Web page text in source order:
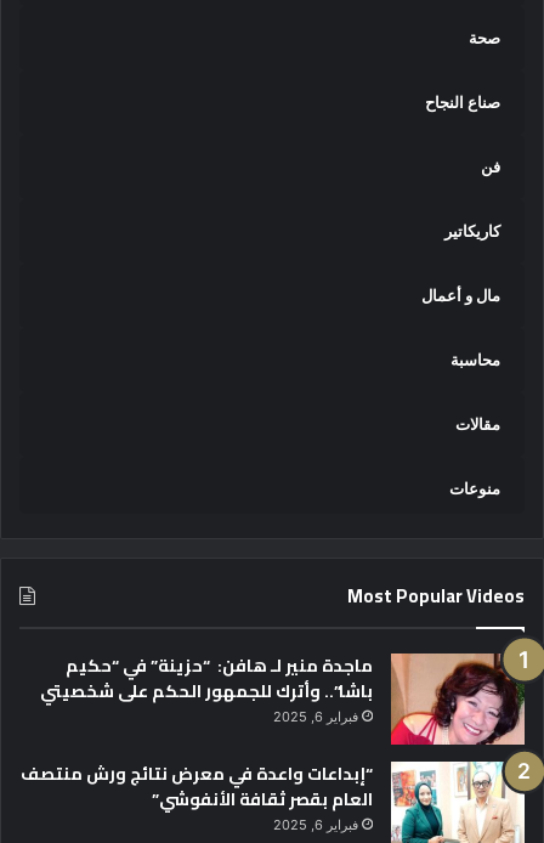
صحة
صناع النجاح
فن
كاريكاتير
مال و أعمال
محاسبة
مقالات
منوعات
Most Popular Videos
ماجدة منير لـ هافن: “حزينة” في “حكيم
باشا”.. وأترك للجمهور الحكم على شخصيتي
فبراير 6, 2025
“إبداعات واعدة في معرض نتائج ورش منتصف
العام بقصر ثقافة الأنفوشي”
فبراير 6, 2025